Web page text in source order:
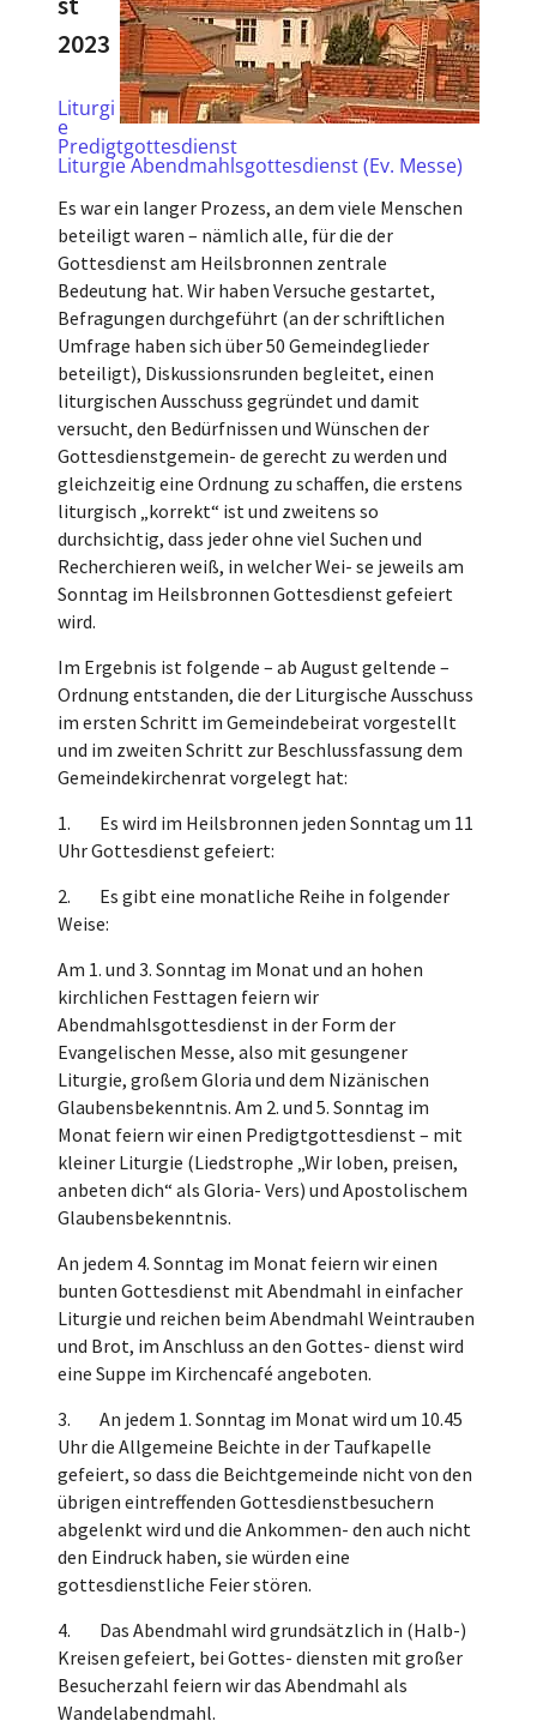
2023
Liturgi
e
Predigtgottesdienst
Liturgie Abendmahlsgottesdienst (Ev. Messe)
Es war ein langer Prozess, an dem viele Menschen
beteiligt waren – nämlich alle, für die der
Gottesdienst am Heilsbronnen zentrale
Bedeutung hat. Wir haben Versuche gestartet,
Befragungen durchgeführt (an der schriftlichen
Umfrage haben sich über 50 Gemeindeglieder
beteiligt), Diskussionsrunden begleitet, einen
liturgischen Ausschuss gegründet und damit
versucht, den Bedürfnissen und Wünschen der
Gottesdienstgemein- de gerecht zu werden und
gleichzeitig eine Ordnung zu schaffen, die erstens
liturgisch „korrekt“ ist und zweitens so
durchsichtig, dass jeder ohne viel Suchen und
Recherchieren weiß, in welcher Wei- se jeweils am
Sonntag im Heilsbronnen Gottesdienst gefeiert
wird.
Im Ergebnis ist folgende – ab August geltende –
Ordnung entstanden, die der Liturgische Ausschuss
im ersten Schritt im Gemeindebeirat vorgestellt
und im zweiten Schritt zur Beschlussfassung dem
Gemeindekirchenrat vorgelegt hat:
1. Es wird im Heilsbronnen jeden Sonntag um 11
Uhr Gottesdienst gefeiert:
2. Es gibt eine monatliche Reihe in folgender
Weise:
Am 1. und 3. Sonntag im Monat und an hohen
kirchlichen Festtagen feiern wir
Abendmahlsgottesdienst in der Form der
Evangelischen Messe, also mit gesungener
Liturgie, großem Gloria und dem Nizänischen
Glaubensbekenntnis. Am 2. und 5. Sonntag im
Monat feiern wir einen Predigtgottesdienst – mit
kleiner Liturgie (Liedstrophe „Wir loben, preisen,
anbeten dich“ als Gloria- Vers) und Apostolischem
Glaubensbekenntnis.
An jedem 4. Sonntag im Monat feiern wir einen
bunten Gottesdienst mit Abendmahl in einfacher
Liturgie und reichen beim Abendmahl Weintrauben
und Brot, im Anschluss an den Gottes- dienst wird
eine Suppe im Kirchencafé angeboten.
3. An jedem 1. Sonntag im Monat wird um 10.45
Uhr die Allgemeine Beichte in der Taufkapelle
gefeiert, so dass die Beichtgemeinde nicht von den
übrigen eintreffenden Gottesdienstbesuchern
abgelenkt wird und die Ankommen- den auch nicht
den Eindruck haben, sie würden eine
gottesdienstliche Feier stören.
4. Das Abendmahl wird grundsätzlich in (Halb-)
Kreisen gefeiert, bei Gottes- diensten mit großer
Besucherzahl feiern wir das Abendmahl als
Wandelabendmahl.